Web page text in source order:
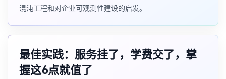
混沌工程和对企业可观测性建设的启发。
最佳实践：服务挂了，学费交了，掌
握这6点就值了